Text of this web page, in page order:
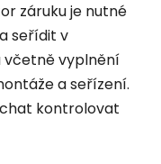
záruku je nutné
seřídit v
včetně vyplnění
a seřízení.
kontrolovat